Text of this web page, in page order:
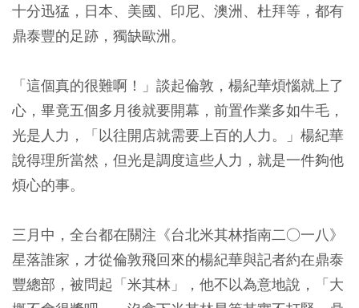
十分迅猛，日本、美國、印尼、澳洲、杜拜等，都有
鼎泰豐的足跡，獨缺歐洲。
「這個真的很難啊！」談起倫敦，楊紀華煩惱就上了
心，畢竟五個多月後就要開幕，前置作業多如牛毛，
光是人力，「以往開店就需要上百的人力。」楊紀華
說得理所當然，但光是調度這些人力，就是一件夠他
煩心的事。
三月中，全台都在關注《台北米其林指南二○一八》
星落誰家，才從倫敦飛回來的楊紀華與記者約在鼎泰
豐總部，被問起「米其林」，他不以為意地說，「大